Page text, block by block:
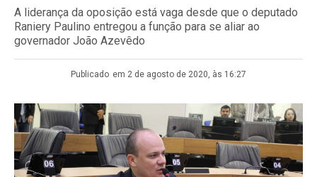
A liderança da oposição está vaga desde que o deputado
Raniery Paulino entregou a função para se aliar ao
governador João Azevêdo
Publicado em 2 de agosto de 2020, às 16:27